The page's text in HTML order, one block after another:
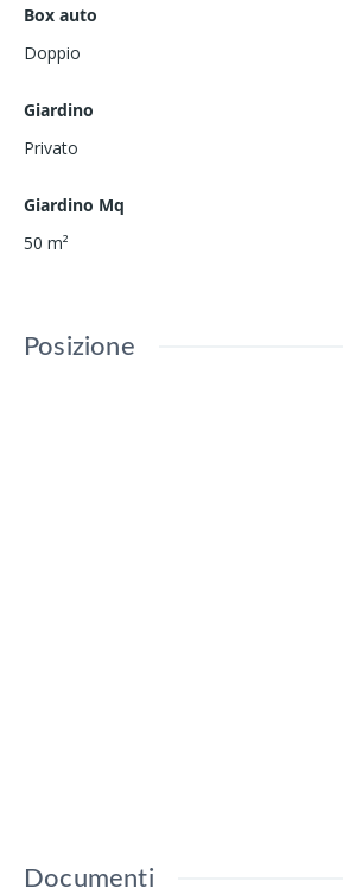
Box auto
Doppio
Giardino
Privato
Giardino Mq
50 m²
Posizione
Documenti